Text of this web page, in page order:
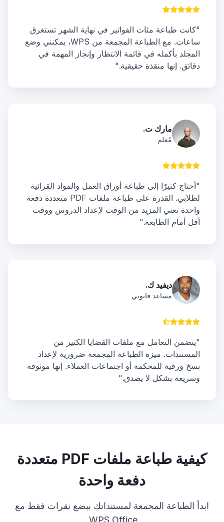
"كانت طباعة مئات الفواتير في نهاية الشهر تستغرق
ساعات. مع الطباعة المجمعة من WPS، يمكنني وضع
المجلد بأكمله في قائمة الانتظار وإنجاز المهمة في
دقائق. إنها منقذة حقيقية."
مارك ت.
مُعلم
"أحتاج كثيرًا إلى طباعة أوراق العمل والمواد القرائية
لطلابي. القدرة على طباعة ملفات PDF متعددة دفعة
واحدة تعني المزيد من الوقت لإعداد الدروس ووقت
أقل أمام الطابعة."
ديفيد ك.
مساعد قانوني
"يتضمن التعامل مع ملفات القضايا الكثير من
المستندات. ميزة الطباعة المجمعة ضرورية لإعداد
نسخ ورقية للمحكمة أو اجتماعات العملاء. إنها موثوقة
وسريعة بشكل لا يصدق."
كيفية طباعة ملفات PDF متعددة
دفعة واحدة
ابدأ الطباعة المجمعة لمستنداتك ببضع نقرات فقط مع
WPS Office.